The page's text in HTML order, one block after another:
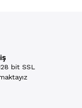
bit SSL